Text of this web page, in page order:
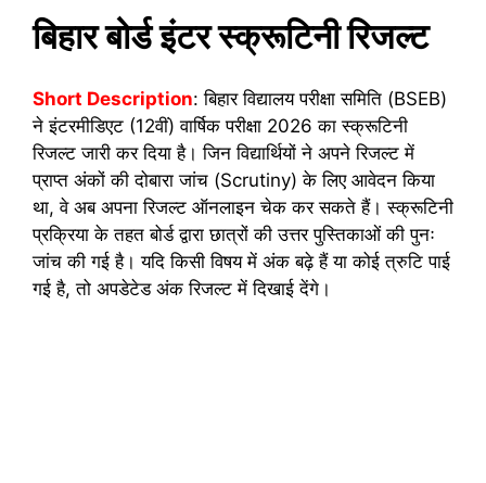
बिहार बोर्ड इंटर स्क्रूटिनी रिजल्ट
Short Description: बिहार विद्यालय परीक्षा समिति (BSEB)
ने इंटरमीडिएट (12वीं) वार्षिक परीक्षा 2026 का स्क्रूटिनी
रिजल्ट जारी कर दिया है। जिन विद्यार्थियों ने अपने रिजल्ट में
प्राप्त अंकों की दोबारा जांच (Scrutiny) के लिए आवेदन किया
था, वे अब अपना रिजल्ट ऑनलाइन चेक कर सकते हैं। स्क्रूटिनी
प्रक्रिया के तहत बोर्ड द्वारा छात्रों की उत्तर पुस्तिकाओं की पुनः
जांच की गई है। यदि किसी विषय में अंक बढ़े हैं या कोई त्रुटि पाई
गई है, तो अपडेटेड अंक रिजल्ट में दिखाई देंगे।